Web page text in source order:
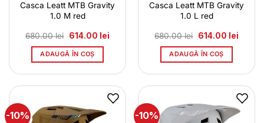
Casca Leatt MTB Gravity
1.0 M red
680.00lei Prețul
a
fost:
680.00 lei.
614.00 leiPrețul
ADAUGĂ ÎN COȘ
Casca Leatt MTB Gravity
1.0 L red
680.00lei Prețul
a
fost:
680.00 lei.
614.00 leiPrețul
ADAUGĂ ÎN COȘ
-10% -10%